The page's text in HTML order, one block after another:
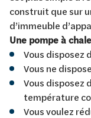
construit que sur
d’immeuble
Une pompe à
Vous disposez
Vous ne
Vous disposez
température
Vous voulez